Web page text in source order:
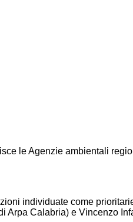
le Agenzie ambientali
individuate come
Arpa Calabria) e Vincenzo